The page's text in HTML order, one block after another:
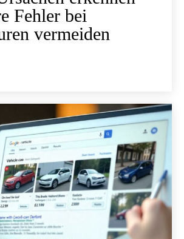
Fehler bei
vermeiden